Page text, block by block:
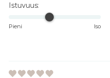
Istuvuus:
Pieni Iso